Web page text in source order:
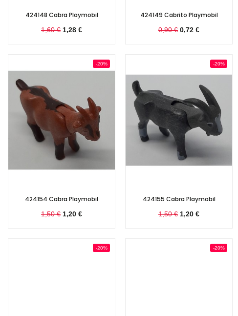
424148 Cabra Playmobil
1,60 € 1,28 €
424149 Cabrito Playmobil
0,90 € 0,72 €
-20%
424154 Cabra Playmobil
1,50 € 1,20 €
-20%
424155 Cabra Playmobil
1,50 € 1,20 €
-20% -20%